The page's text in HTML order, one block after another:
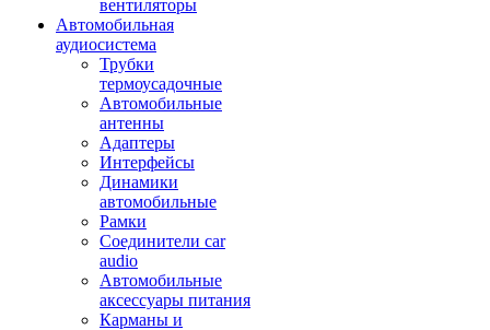
вентиляторы
Автомобильная
аудиосистема
Трубки
термоусадочные
Автомобильные
антенны
Адаптеры
Интерфейсы
Динамики
автомобильные
Рамки
Соединители car
audio
Автомобильные
аксессуары питания
Карманы и